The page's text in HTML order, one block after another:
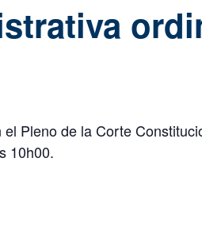
Pleno de la Corte
10h00.